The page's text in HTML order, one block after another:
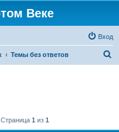
Веке
Вход
Темы без ответов
Страница 1 из 1